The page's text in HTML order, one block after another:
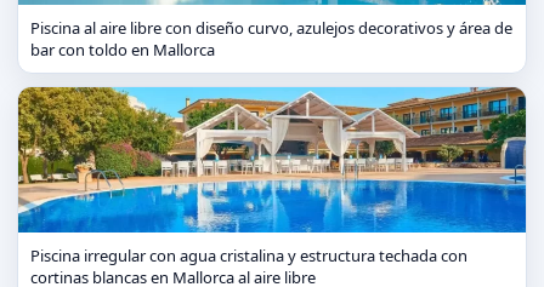
Piscina al aire libre con diseño curvo, azulejos decorativos y área de
bar con toldo en Mallorca
Piscina irregular con agua cristalina y estructura techada con
cortinas blancas en Mallorca al aire libre